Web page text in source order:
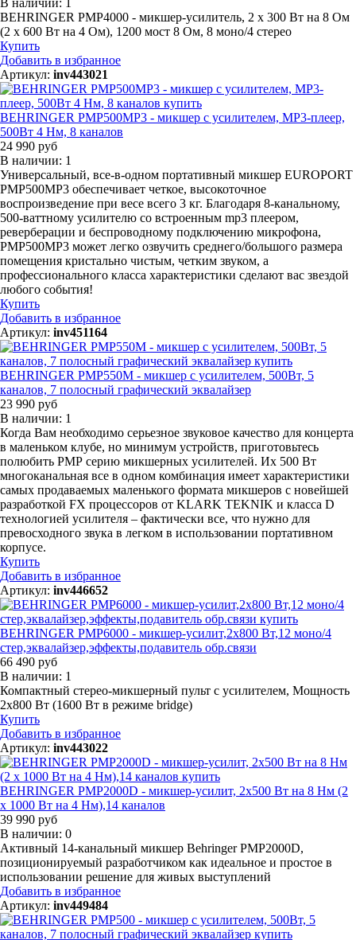
BEHRINGER PMP4000 - микшер-усилитель, 2 x 300 Вт на 8 Ом
(2 x 600 Вт на 4 Ом), 1200 мост 8 Ом, 8 моно/4 стерео
Купить
Добавить в избранное
Артикул: inv443021
BEHRINGER PMP500MP3 - микшер с усилителем, MP3-плеер,
500Вт 4 Нм, 8 каналов
24 990 руб
В наличии: 1
Универсальный, все-в-одном портативный микшер EUROPORT
PMP500MP3 обеспечивает четкое, высокоточное
воспроизведение при весе всего 3 кг. Благодаря 8-канальному,
500-ваттному усилителю со встроенным mp3 плеером,
реверберации и беспроводному подключению микрофона,
PMP500MP3 может легко озвучить среднего/большого размера
помещения кристально чистым, четким звуком, а
профессионального класса характеристики сделают вас звездой
любого события!
Купить
Добавить в избранное
Артикул: inv451164
BEHRINGER PMP550M - микшер с усилителем, 500Вт, 5
каналов, 7 полосный графический эквалайзер
23 990 руб
В наличии: 1
Когда Вам необходимо серьезное звуковое качество для концерта
в маленьком клубе, но минимум устройств, приготовьтесь
полюбить РМР серию микшерных усилителей. Их 500 Вт
многоканальная все в одном комбинация имеет характеристики
самых продаваемых маленького формата микшеров с новейшей
разработкой FX процессоров от KLARK TEKNIK и класса D
технологией усилителя – фактически все, что нужно для
превосходного звука в легком в использовании портативном
корпусе.
Купить
Добавить в избранное
Артикул: inv446652
BEHRINGER PMP6000 - микшер-усилит,2х800 Вт,12 моно/4
стер,эквалайзер,эффекты,подавитель обр.связи
66 490 руб
В наличии: 1
Компактный стерео-микшерный пульт с усилителем, Мощность
2х800 Вт (1600 Вт в режиме bridge)
Купить
Добавить в избранное
Артикул: inv443022
BEHRINGER PMP2000D - микшер-усилит, 2x500 Вт на 8 Нм (2
x 1000 Вт на 4 Нм),14 каналов
39 990 руб
В наличии: 0
Активный 14-канальный микшер Behringer PMP2000D,
позиционируемый разработчиком как идеальное и простое в
использовании решение для живых выступлений
Добавить в избранное
Артикул: inv449484